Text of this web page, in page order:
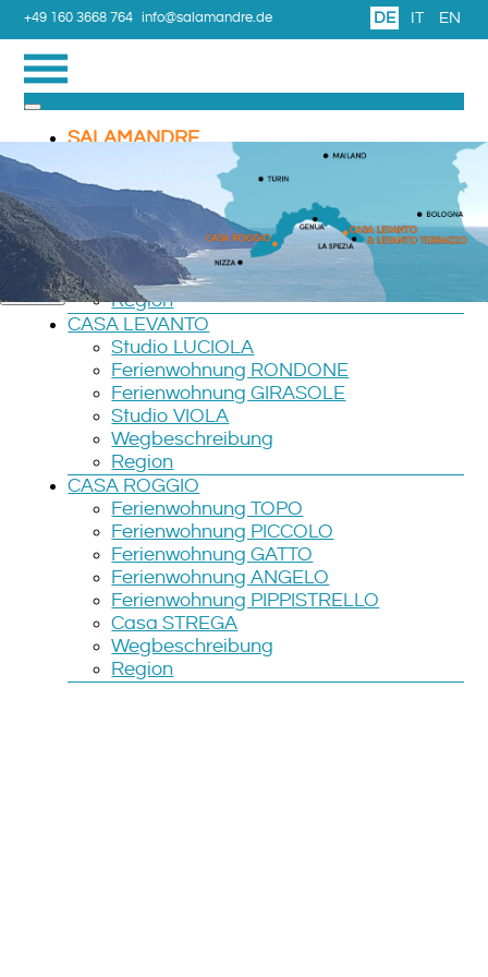
+49 160 3668 764 info@salamandre.de DE IT EN
SALAMANDRE
LEVANTO TERRAZZO
Ferienwohnung Verde
Ferienwohnung Rosso
Ferienzimmer Camera
Wegbeschreibung
Region
CASA LEVANTO
Studio LUCIOLA
Ferienwohnung RONDONE
Ferienwohnung GIRASOLE
Studio VIOLA
Wegbeschreibung
Region
CASA ROGGIO
Ferienwohnung TOPO
Ferienwohnung PICCOLO
Ferienwohnung GATTO
Ferienwohnung ANGELO
Ferienwohnung PIPPISTRELLO
Casa STREGA
Wegbeschreibung
Region
Bitte die für das Benutzerkonto hinterlegte E-Mail-
Adresse eingeben. Der Benutzername wird dann an
diese E-Mail-Adresse geschickt.
E-Mail-Adresse
Senden